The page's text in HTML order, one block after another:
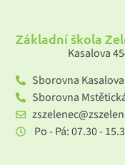
Základní škola
Kasalova
Sborovna
Sborovna
Po - Pá: 07.30 -